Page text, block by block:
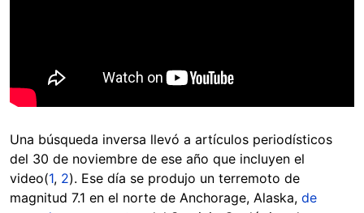
Una búsqueda inversa llevó a artículos periodísticos
del 30 de noviembre de ese año que incluyen el
video(1, 2). Ese día se produjo un terremoto de
magnitud 7.1 en el norte de Anchorage, Alaska, de